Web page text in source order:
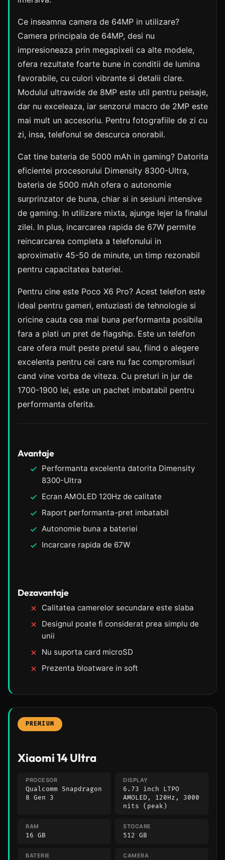
Ce inseamna camera de 64MP in utilizare?
Camera principala de 64MP, desi nu
impresioneaza prin megapixeli ca alte modele,
ofera rezultate foarte bune in conditii de lumina
favorabile, cu culori vibrante si detalii clare.
Modulul ultrawide de 8MP este util pentru peisaje,
dar nu exceleaza, iar senzorul macro de 2MP este
mai mult un accesoriu. Pentru fotografiile de zi cu
zi, insa, telefonul se descurca onorabil.
Cat tine bateria de 5000 mAh in gaming? Datorita
eficientei procesorului Dimensity 8300-Ultra,
bateria de 5000 mAh ofera o autonomie
surprinzator de buna, chiar si in sesiuni intensive
de gaming. In utilizare mixta, ajunge lejer la finalul
zilei. In plus, incarcarea rapida de 67W permite
reincarcarea completa a telefonului in
aproximativ 45-50 de minute, un timp rezonabil
pentru capacitatea bateriei.
Pentru cine este Poco X6 Pro? Acest telefon este
ideal pentru gameri, entuziasti de tehnologie si
oricine cauta cea mai buna performanta posibila
fara a plati un pret de flagship. Este un telefon
care ofera mult peste pretul sau, fiind o alegere
excelenta pentru cei care nu fac compromisuri
cand vine vorba de viteza. Cu preturi in jur de
1700-1900 lei, este un pachet imbatabil pentru
performanta oferita.
Avantaje
Performanta excelenta datorita Dimensity
8300-Ultra
Ecran AMOLED 120Hz de calitate
Raport performanta-pret imbatabil
Autonomie buna a bateriei
Incarcare rapida de 67W
Dezavantaje
Calitatea camerelor secundare este slaba
Designul poate fi considerat prea simplu de
unii
Nu suporta card microSD
Prezenta bloatware in soft
PREMIUM
Xiaomi 14 Ultra
PROCESOR
Qualcomm Snapdragon
8 Gen 3
DISPLAY
6.73 inch LTPO
AMOLED, 120Hz, 3000
nits (peak)
RAM
16 GB
STOCARE
512 GB
BATERIE CAMERA